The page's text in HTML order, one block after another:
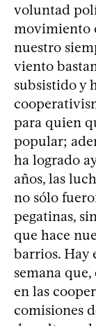
voluntad
movimiento
nuestro
viento
subsistido y
para quien
popular;
ha logrado
años, las
no sólo
pegatinas,
que hace
barrios. Hay
semana
en las
comisiones